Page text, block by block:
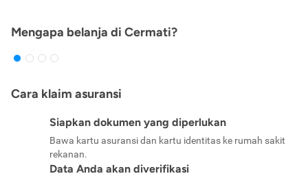
Mengapa belanja di Cermati?
Cara klaim asuransi
Siapkan dokumen yang diperlukan
Bawa kartu asuransi dan kartu identitas ke rumah sakit
rekanan.
Data Anda akan diverifikasi